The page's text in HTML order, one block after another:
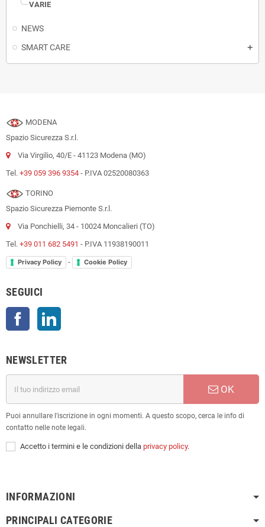
VARIE
NEWS
SMART CARE
MODENA
Spazio Sicurezza S.r.l.
Via Virgilio, 40/E - 41123 Modena (MO)
Tel. +39 059 396 9354 - P.IVA 02520080363
TORINO
Spazio Sicurezza Piemonte S.r.l.
Via Ponchielli, 34 - 10024 Moncalieri (TO)
Tel. +39 011 682 5491 - P.IVA 11938190011
Privacy Policy - Cookie Policy
SEGUICI
Facebook
NEWSLETTER
OK
Puoi annullare l'iscrizione in ogni momenti. A questo scopo, cerca le info di
contatto nelle note legali.
Accetto i termini e le condizioni della privacy policy.
INFORMAZIONI
PRINCIPALI CATEGORIE